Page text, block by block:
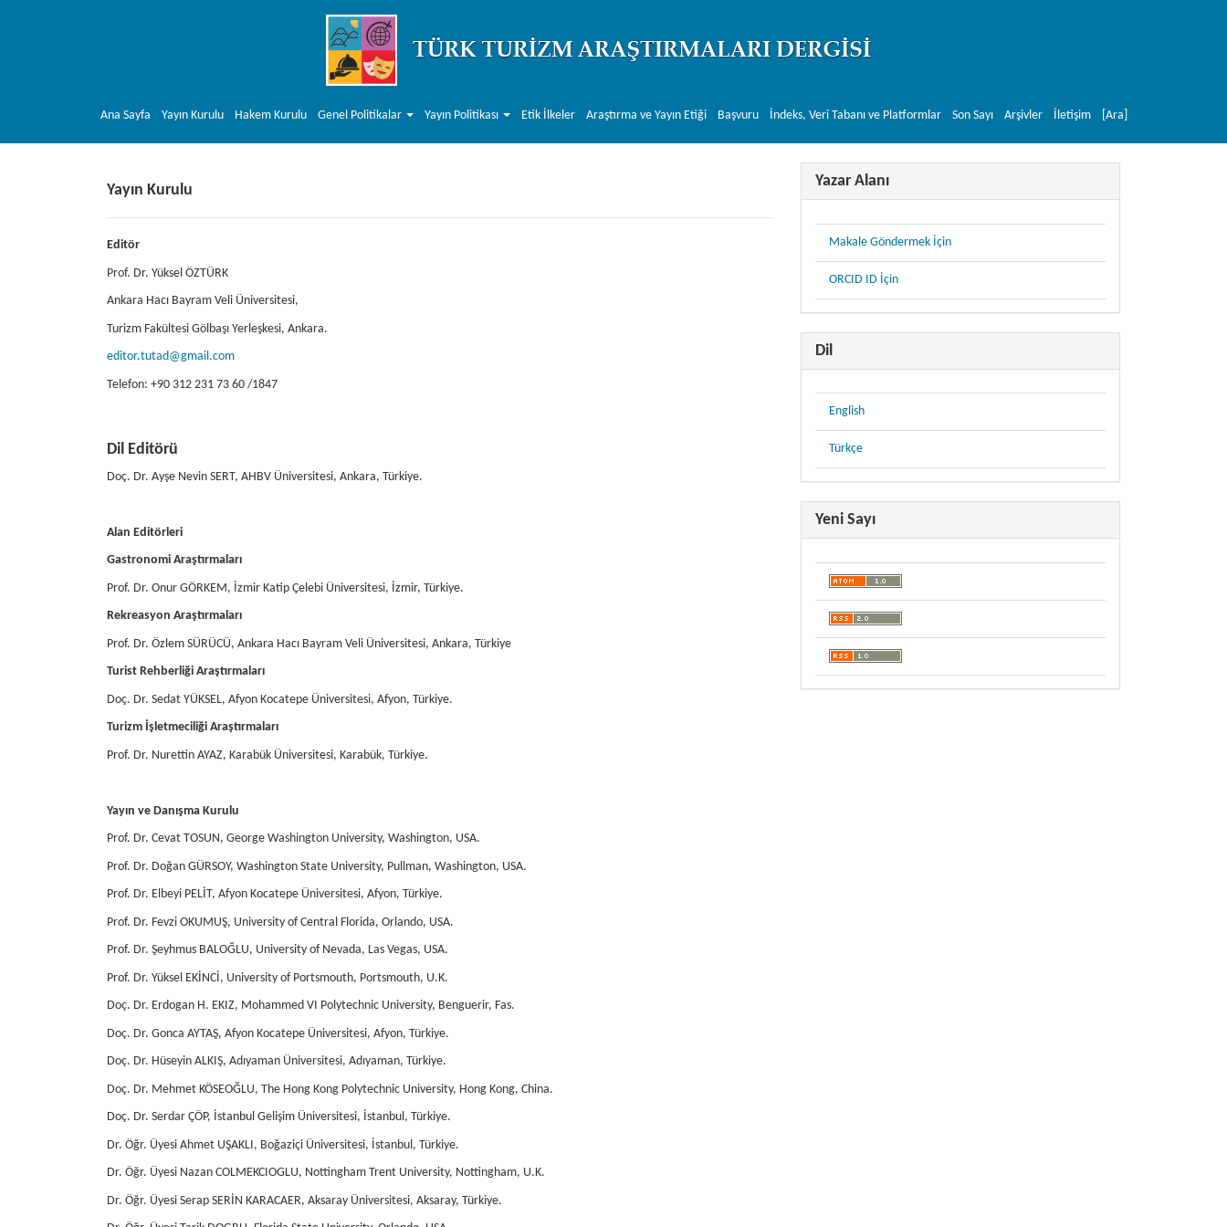
##plugins.themes.bootstrap3.accessible_menu.main_content##
Ana Sayfa Yayın Kurulu Hakem Kurulu Genel Politikalar Yayın Politikası Etik İlkeler Araştırma ve Yayın Etiği Başvuru İndeks, Veri Tabanı ve Platformlar Son Sayı Arşivler İletişim [Ara]
Yayın Kurulu
Editör
Prof. Dr. Yüksel ÖZTÜRK
Ankara Hacı Bayram Veli Üniversitesi,
Turizm Fakültesi Gölbaşı Yerleşkesi, Ankara.
editor.tutad@gmail.com
Telefon: +90 312 231 73 60 /1847
Dil Editörü
Doç. Dr. Ayşe Nevin SERT, AHBV Üniversitesi, Ankara, Türkiye.
Alan Editörleri
Gastronomi Araştırmaları
Prof. Dr. Onur GÖRKEM, İzmir Katip Çelebi Üniversitesi, İzmir, Türkiye.
Rekreasyon Araştırmaları
Prof. Dr. Özlem SÜRÜCÜ, Ankara Hacı Bayram Veli Üniversitesi, Ankara, Türkiye
Turist Rehberliği Araştırmaları
Doç. Dr. Sedat YÜKSEL, Afyon Kocatepe Üniversitesi, Afyon, Türkiye.
Turizm İşletmeciliği Araştırmaları
Prof. Dr. Nurettin AYAZ, Karabük Üniversitesi, Karabük, Türkiye.
Yayın ve Danışma Kurulu
Prof. Dr. Cevat TOSUN, George Washington University, Washington, USA.
Prof. Dr. Doğan GÜRSOY, Washington State University, Pullman, Washington, USA.
Prof. Dr. Elbeyi PELİT, Afyon Kocatepe Üniversitesi, Afyon, Türkiye.
Prof. Dr. Fevzi OKUMUŞ, University of Central Florida, Orlando, USA.
Prof. Dr. Şeyhmus BALOĞLU, University of Nevada, Las Vegas, USA.
Prof. Dr. Yüksel EKİNCİ, University of Portsmouth, Portsmouth, U.K.
Doç. Dr. Erdogan H. EKIZ, Mohammed VI Polytechnic University, Benguerir, Fas.
Doç. Dr. Gonca AYTAŞ, Afyon Kocatepe Üniversitesi, Afyon, Türkiye.
Doç. Dr. Hüseyin ALKIŞ, Adıyaman Üniversitesi, Adıyaman, Türkiye.
Doç. Dr. Mehmet KÖSEOĞLU, The Hong Kong Polytechnic University, Hong Kong, China.
Doç. Dr. Serdar ÇÖP, İstanbul Gelişim Üniversitesi, İstanbul, Türkiye.
Dr. Öğr. Üyesi Ahmet UŞAKLI, Boğaziçi Üniversitesi, İstanbul, Türkiye.
Dr. Öğr. Üyesi Nazan COLMEKCIOGLU, Nottingham Trent University, Nottingham, U.K.
Dr. Öğr. Üyesi Serap SERİN KARACAER, Aksaray Üniversitesi, Aksaray, Türkiye.
Yazar Alanı
Makale Göndermek İçin
ORCID ID İçin
Dil
English
Türkçe
Yeni Sayı